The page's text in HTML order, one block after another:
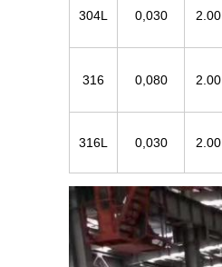
304L 0,030 2.00
316 0,080 2.00
316L 0,030 2.00